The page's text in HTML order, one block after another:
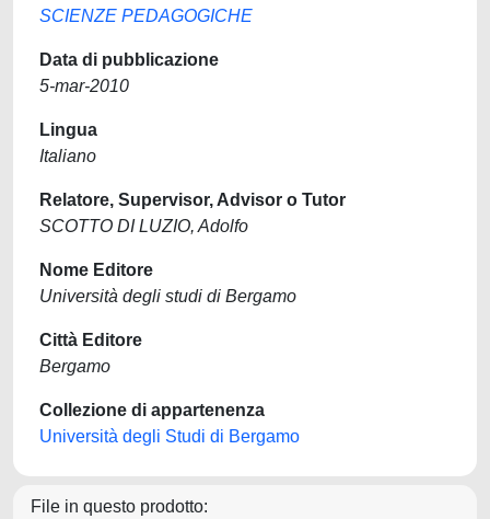
SCIENZE PEDAGOGICHE
Data di pubblicazione
5-mar-2010
Lingua
Italiano
Relatore, Supervisor, Advisor o Tutor
SCOTTO DI LUZIO, Adolfo
Nome Editore
Università degli studi di Bergamo
Città Editore
Bergamo
Collezione di appartenenza
Università degli Studi di Bergamo
File in questo prodotto: